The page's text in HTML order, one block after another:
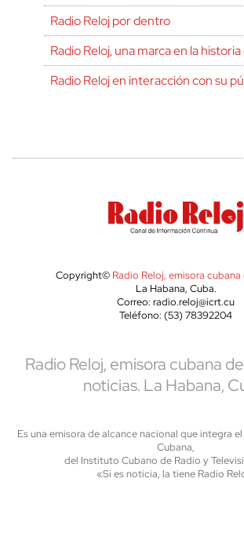
Radio Reloj por dentro
Radio Reloj, una marca en la
Radio Reloj en interacción con su
Copyright© Radio Reloj, emisora
La Habana, Cuba.
Correo: radio.reloj@icrt.cu
Teléfono: (53) 78392204
Radio Reloj, emisora cubana
noticias. La Habana,
Es una emisora de alcance nacional que integra
Cubana,
del Instituto Cubano de Radio y
«Si es noticia, la tiene Radio